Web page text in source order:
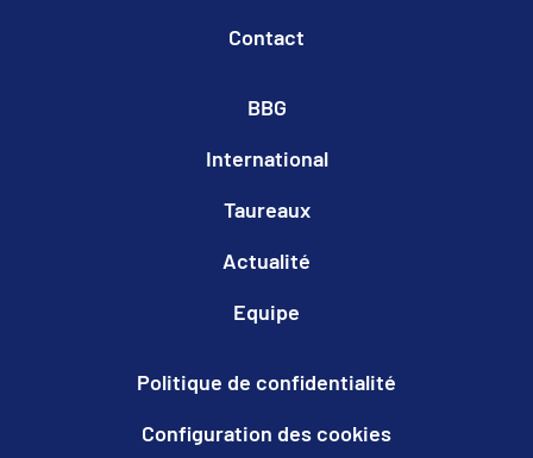
Contact
BBG
International
Taureaux
Actualité
Equipe
Politique de confidentialité
Configuration des cookies